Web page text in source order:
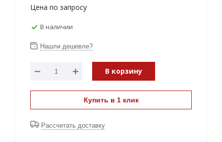
Цена по запросу
В наличии
Нашли дешевле?
В корзину
Купить в 1 клик
Рассчитать доставку